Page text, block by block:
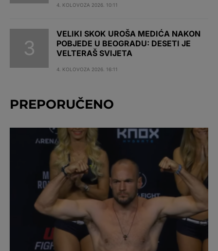
4. KOLOVOZA 2026. 10:11
VELIKI SKOK UROŠA MEDIĆA NAKON
POBJEDE U BEOGRADU: DESETI JE
VELTERAŠ SVIJETA
4. KOLOVOZA 2026. 16:11
PREPORUČENO